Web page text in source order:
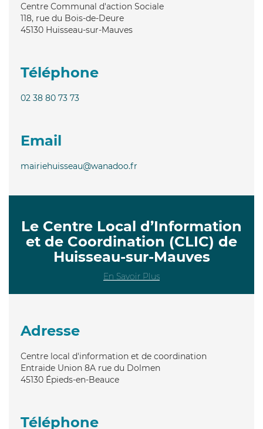
Centre Communal d'action Sociale
118, rue du Bois-de-Deure
45130 Huisseau-sur-Mauves
Téléphone
02 38 80 73 73
Email
mairiehuisseau@wanadoo.fr
Le Centre Local d’Information
et de Coordination (CLIC) de
Huisseau-sur-Mauves
En Savoir Plus
Adresse
Centre local d'information et de coordination
Entraide Union 8A rue du Dolmen
45130 Épieds-en-Beauce
Téléphone